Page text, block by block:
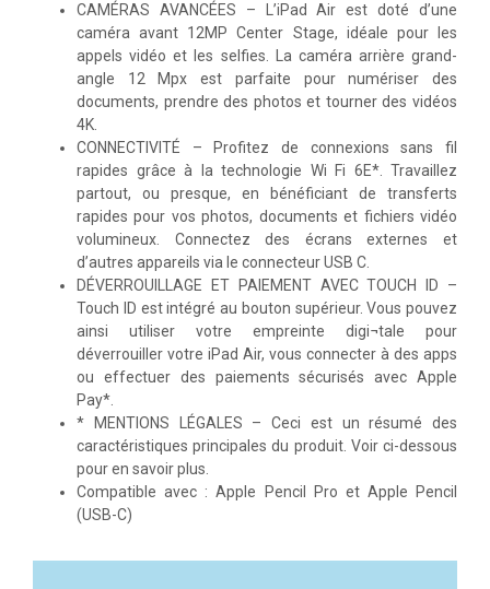
CAMÉRAS AVANCÉES – L’iPad Air est doté d’une
caméra avant 12MP Center Stage, idéale pour les
appels vidéo et les selfies. La caméra arrière grand-
angle 12 Mpx est parfaite pour numériser des
documents, prendre des photos et tourner des vidéos
4K.
CONNECTIVITÉ – Profitez de connexions sans fil
rapides grâce à la technologie Wi Fi 6E*. Travaillez
partout, ou presque, en bénéficiant de transferts
rapides pour vos photos, documents et fichiers vidéo
volumineux. Connectez des écrans externes et
d’autres appareils via le connecteur USB C.
DÉVERROUILLAGE ET PAIEMENT AVEC TOUCH ID –
Touch ID est intégré au bouton supérieur. Vous pouvez
ainsi utiliser votre empreinte digi¬tale pour
déverrouiller votre iPad Air, vous connecter à des apps
ou effectuer des paiements sécurisés avec Apple
Pay*.
* MENTIONS LÉGALES – Ceci est un résumé des
caractéristiques principales du produit. Voir ci-dessous
pour en savoir plus.
Compatible avec : Apple Pencil Pro et Apple Pencil
(USB-C)